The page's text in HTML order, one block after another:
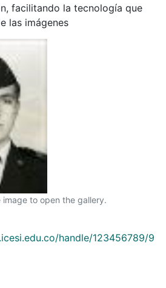
facilitando la tecnología que
las imágenes
image to open the gallery.
handle/123456789/9